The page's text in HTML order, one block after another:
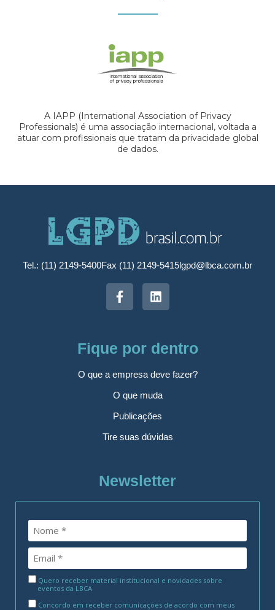
A IAPP (International Association of Privacy
Professionals) é uma associação internacional, voltada a
atuar com profissionais que tratam da privacidade global
de dados.
Tel.: (11) 2149-5400Fax (11) 2149-5415lgpd@lbca.com.br
Fique por dentro
O que a empresa deve fazer?
O que muda
Publicações
Tire suas dúvidas
Newsletter
Quero receber material institucional e novidades sobre
eventos da LBCA
Concordo em receber comunicações de acordo com meus